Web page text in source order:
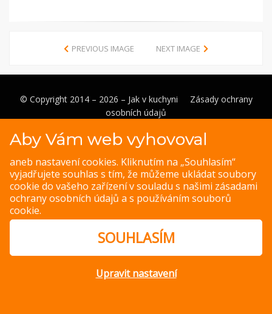
PREVIOUS IMAGE NEXT IMAGE
© Copyright 2014 – 2026 – Jak v kuchyni
Zásady ochrany
osobních údajů
Aby Vám web vyhovoval
aneb nastavení cookies. Kliknutím na „Souhlasím“
vyjadřujete souhlas s tím, že můžeme ukládat soubory
cookie do vašeho zařízení v souladu s našimi zásadami
ochrany osobních údajů a s používáním souborů
cookie.
SOUHLASÍM
Upravit nastavení